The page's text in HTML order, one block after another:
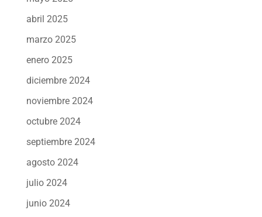
abril 2025
marzo 2025
enero 2025
diciembre 2024
noviembre 2024
octubre 2024
septiembre 2024
agosto 2024
julio 2024
junio 2024